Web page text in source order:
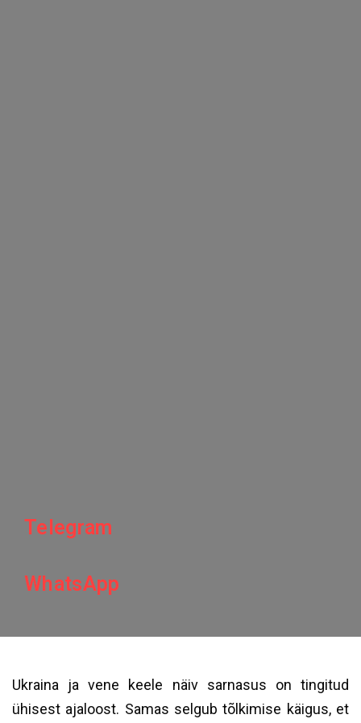
Telegram
WhatsApp
Ukraina ja vene keele näiv sarnasus on tingitud
ühisest ajaloost. Samas selgub tõlkimise käigus, et